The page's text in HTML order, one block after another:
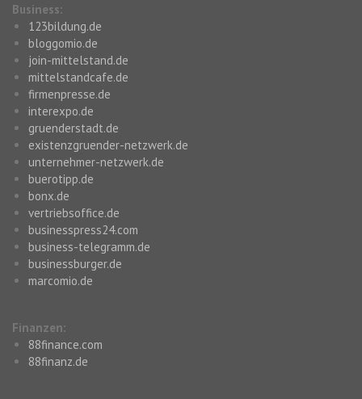
Business:
123bildung.de
bloggomio.de
join-mittelstand.de
mittelstandcafe.de
firmenpresse.de
interexpo.de
gruenderstadt.de
existenzgruender-netzwerk.de
unternehmer-netzwerk.de
buerotipp.de
bonx.de
vertriebsoffice.de
businesspress24.com
business-telegramm.de
businessburger.de
marcomio.de
Finanzen:
88finance.com
88finanz.de